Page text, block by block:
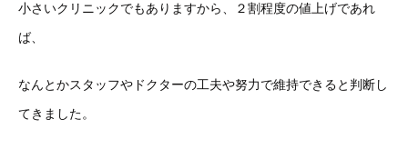
小さいクリニックでもありますから、２割程度の値上げであれ
ば、
なんとかスタッフやドクターの工夫や努力で維持できると判断し
てきました。